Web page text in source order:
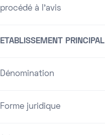
procédé à l'avis
ETABLISSEMENT PRINCIPAL
Dénomination
Forme juridique